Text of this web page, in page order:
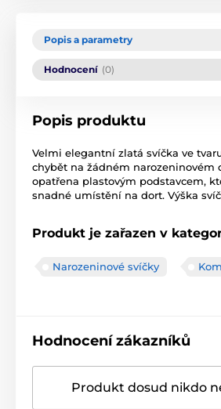
Popis a parametry
Hodnocení (0)
Popis produktu
Velmi elegantní zlatá svíčka ve
chybět na žádném narozeninovém
opatřena plastovým podstavcem,
snadné umístění na dort. Výška
Produkt je zařazen v
Narozeninové svíčky
Hodnocení zákazníků
Produkt dosud nikdo